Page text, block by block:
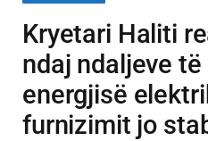
Kryetari Haliti
ndaj ndaljeve
energjisë
furnizimit jo